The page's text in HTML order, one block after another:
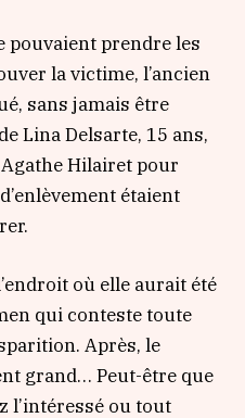
pouvaient prendre les
la victime, l’ancien
sans jamais être
Lina Delsarte, 15 ans,
Hilairet pour
étaient
où elle aurait été
qui conteste toute
Après, le
grand… Peut-être que
l’intéressé ou tout